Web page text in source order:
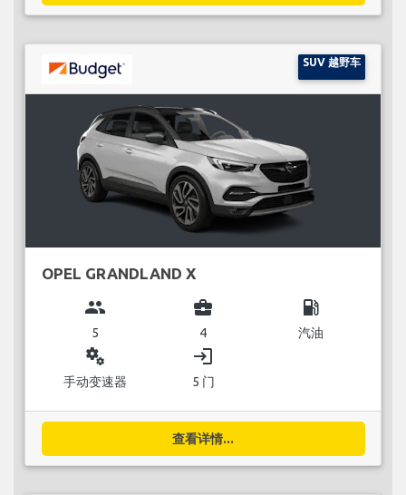
SUV 越野车
OPEL GRANDLAND X
group
5
business_center
4
local_gas_station
汽油
miscellaneous_services
手动变速器
login
5 门
查看详情...